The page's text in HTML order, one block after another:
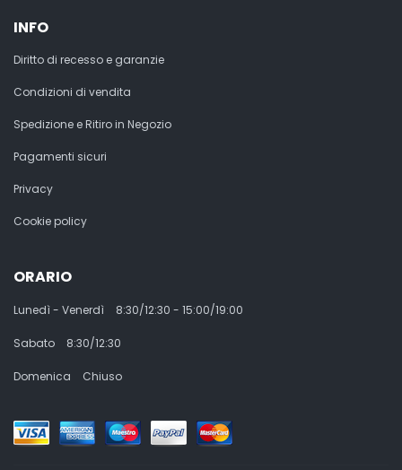
INFO
Diritto di recesso e garanzie
Condizioni di vendita
Spedizione e Ritiro in Negozio
Pagamenti sicuri
Privacy
Cookie policy
ORARIO
Lunedì - Venerdì 8:30/12:30 - 15:00/19:00
Sabato 8:30/12:30
Domenica Chiuso